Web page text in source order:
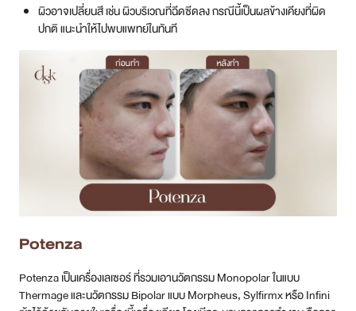
ผิวอาจเปลี่ยนสี เช่น ผิวบริเวณที่ฉีดซีดลง กรณีนี้เป็นผลข้างเคียงที่ผิด
ปกติ แนะนำให้ไปพบแพทย์ในทันที
Potenza
Potenza เป็นเครื่องเลเซอร์ ที่รวมเอานวัตกรรม Monopolar ในแบบ
Thermage และนวัตกรรม Bipolar แบบ Morpheus, Sylfirmx หรือ Infini